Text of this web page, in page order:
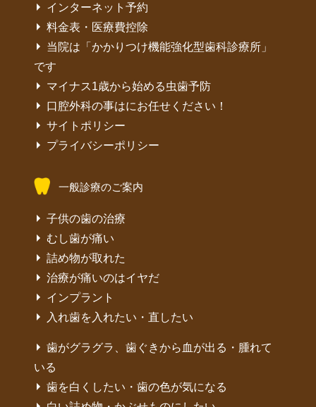
インターネット予約
料金表・医療費控除
当院は「かかりつけ機能強化型歯科診療所」
です
マイナス1歳から始める虫歯予防
口腔外科の事はにお任せください！
サイトポリシー
プライバシーポリシー
一般診療のご案内
子供の歯の治療
むし歯が痛い
詰め物が取れた
治療が痛いのはイヤだ
インプラント
入れ歯を入れたい・直したい
歯がグラグラ、歯ぐきから血が出る・腫れて
いる
歯を白くしたい・歯の色が気になる